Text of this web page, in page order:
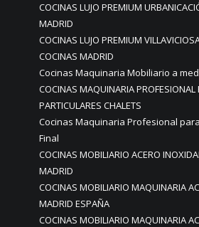
COCINAS LUJO PREMIUM
MADRID
COCINAS LUJO PREMIUM
COCINAS MADRID
Cocinas Maquinaria Mobiliario a
COCINAS MAQUINARIA PROFESIONAL
PARTICULARES CHALETS
Cocinas Maquinaria Profesional
Final
COCINAS MOBILIARIO ACERO
MADRID
COCINAS MOBILIARIO MAQUINARIA
MADRID ESPAÑA
COCINAS MOBILIARIO MAQUINARIA